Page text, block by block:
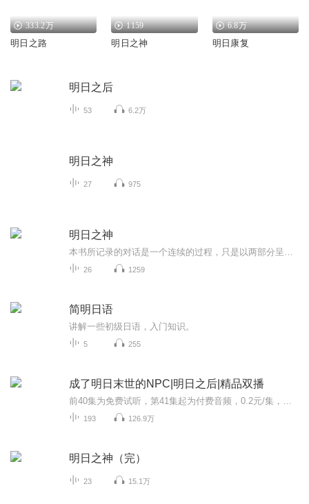
333.2万
明日之路
1159
明日之神
6.8万
明日康复
明日之后
53 6.2万
明日之神
27 975
明日之神
26 1259
简明日语
讲解一些初级日语，入门知识。
5 255
成了明日末世的NPC|明日之后|精品双播
193 126.9万
明日之神（完）
23 15.1万